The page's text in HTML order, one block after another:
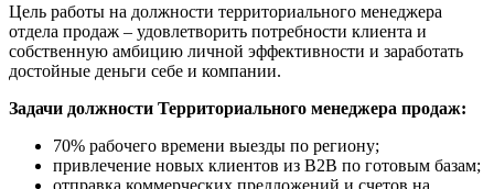
Цель работы на должности территориального менеджера
отдела продаж – удовлетворить потребности клиента и
собственную амбицию личной эффективности и заработать
достойные деньги себе и компании.
Задачи должности Территориального менеджера продаж:
70% рабочего времени выезды по региону;
привлечение новых клиентов из B2B по готовым базам;
отправка коммерческих предложений и счетов на